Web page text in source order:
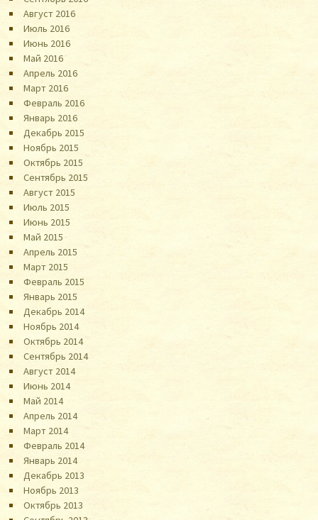
Август 2016
Июль 2016
Июнь 2016
Май 2016
Апрель 2016
Март 2016
Февраль 2016
Январь 2016
Декабрь 2015
Ноябрь 2015
Октябрь 2015
Сентябрь 2015
Август 2015
Июль 2015
Июнь 2015
Май 2015
Апрель 2015
Март 2015
Февраль 2015
Январь 2015
Декабрь 2014
Ноябрь 2014
Октябрь 2014
Сентябрь 2014
Август 2014
Июнь 2014
Май 2014
Апрель 2014
Март 2014
Февраль 2014
Январь 2014
Декабрь 2013
Ноябрь 2013
Октябрь 2013